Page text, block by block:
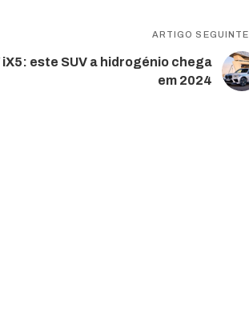
ARTIGO SEGUINTE
iX5: este SUV a hidrogénio chega
em 2024